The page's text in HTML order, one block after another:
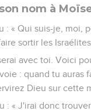
nom à
: « Qui suis-je, moi,
sortir les
avec toi. Voici
: quand tu auras
Dieu sur cette
: « J'irai donc